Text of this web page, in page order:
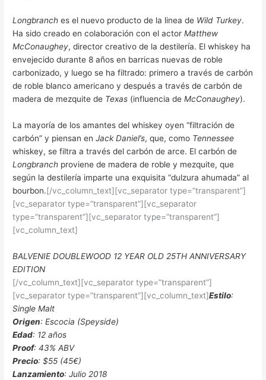
Longbranch es el nuevo producto de la linea de Wild Turkey.
Ha sido creado en colaboración con el actorMatthew
McConaughey, director creativo de la destilería. El whiskey ha
envejecido durante 8 años en barricas nuevas de roble
carbonizado, y luego se ha filtrado: primero a través de carbón
de roble blanco americano y después a través de carbón de
madera de mezquite de Texas (influencia deMcConaughey).
La mayoría de los amantes del whiskey oyen “filtración de
carbón” y piensan enJack Daniel’s, que, como Tennessee
whiskey, se filtra a través del carbón de arce. El carbón de
Longbranch proviene de madera de roble y mezquite, que
según la destilería imparte una exquisita “dulzura ahumada” al
bourbon.[/vc_column_text][vc_separator type=”transparent”]
[vc_separator type=”transparent”][vc_separator
type=”transparent”][vc_separator type=”transparent”]
[vc_column_text]
BALVENIE DOUBLEWOOD 12 YEAR OLD 25TH ANNIVERSARY
EDITION
[/vc_column_text][vc_separator type=”transparent”]
[vc_separator type=”transparent”][vc_column_text]Estilo:
Single Malt
Origen: Escocia (Speyside)
Edad: 12 años
Proof: 43% ABV
Precio: $55 (45€)
Lanzamiento: Julio 2018